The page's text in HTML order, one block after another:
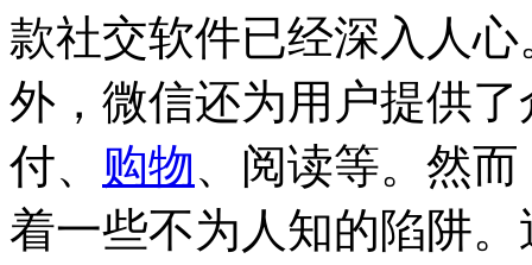
款社交软件已经深入人
外，微信还为用户提供
付、 购物、阅读等。然
着一些不为人知的陷阱